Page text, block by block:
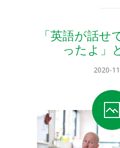
「英語が話せ
ったよ」
2020-